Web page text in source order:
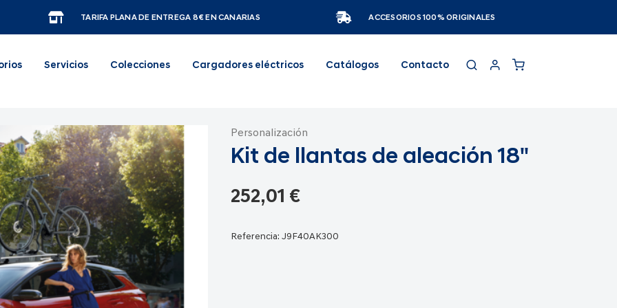
TARIFA PLANA DE ENTREGA 8€ EN CANARIAS ACCESORIOS 100% ORIGINALES
Servicios Colecciones Cargadores eléctricos Catálogos Contacto
Personalización
Kit de llantas de aleación 18"
252,01 €
Referencia: J9F40AK300